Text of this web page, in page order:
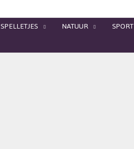
SPELLETJES NATUUR SPORT